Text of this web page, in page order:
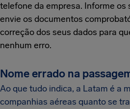
telefone da empresa. Informe os
envie os documentos
correção dos seus dados para
nenhum erro.
Nome errado na
Ao que tudo indica, a Latam é a
companhias aéreas quanto se